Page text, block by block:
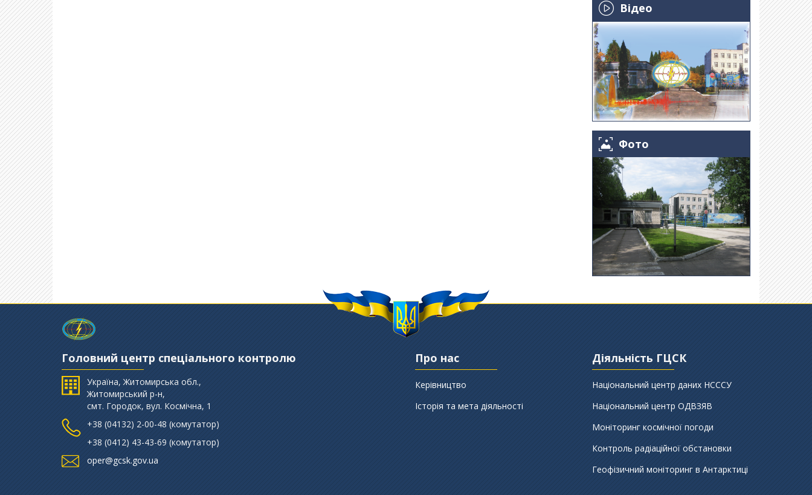
Відео
Фото
Головний центр спеціального контролю
Україна, Житомирська обл.,
Житомирський р-н,
смт. Городок, вул. Космічна, 1
+38 (‎04132) 2-00-48 (комутатор)
+38 (0412) 43-43-69 (комутатор)
oper@gcsk.gov.ua
Про нас
Керівництво
Історія та мета діяльності
Діяльність ГЦСК
Національний центр даних НСССУ
Національний центр ОДВЗЯВ
Моніторинг космічної погоди
Контроль радіаційної обстановки
Геофізичний моніторинг в Антарктиці